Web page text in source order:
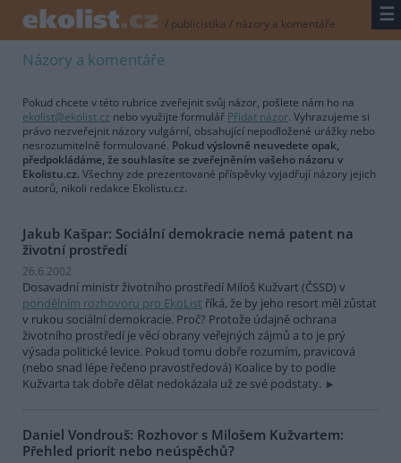
/ publicistika / názory a komentáře ☰
Názory a komentáře
Pokud chcete v této rubrice zveřejnit svůj názor, pošlete nám ho na
ekolist@ekolist.cz nebo využijte formulář Přidat názor. Vyhrazujeme si
právo nezveřejnit názory vulgární, obsahující nepodložené urážky nebo
nesrozumitelně formulované. Pokud výslovně neuvedete opak,
předpokládáme, že souhlasíte se zveřejněním vašeho názoru v
Ekolistu.cz. Všechny zde prezentované příspěvky vyjadřují názory jejich
autorů, nikoli redakce Ekolistu.cz.
Jakub Kašpar: Sociální demokracie nemá patent na
životní prostředí
26.6.2002
Dosavadní ministr životního prostředí Miloš Kužvart (ČSSD) v
pondělním rozhovoru pro EkoList říká, že by jeho resort měl zůstat
v rukou sociální demokracie. Proč? Protože údajně ochrana
životního prostředí je věcí obrany veřejných zájmů a to je prý
výsada politické levice. Pokud tomu dobře rozumím, pravicová
(nebo snad lépe řečeno pravostředová) Koalice by to podle
Kužvarta tak dobře dělat nedokázala už ze své podstaty.
Daniel Vondrouš: Rozhovor s Milošem Kužvartem:
Přehled priorit nebo neúspěchů?